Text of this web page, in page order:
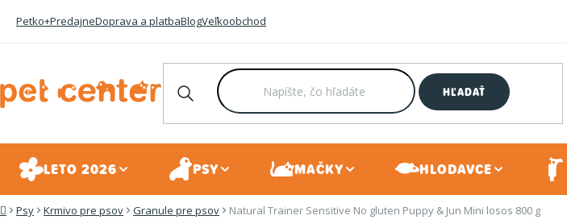
Petko+PredajneDoprava a platbaBlogVeľkoobchod
HĽADAŤ
LETO 2026 PSY MAČKY HLODAVCE
Domov
Psy Krmivo pre psov Granule pre psov Natural Trainer Sensitive No gluten Puppy & Jun Mini losos 800 g